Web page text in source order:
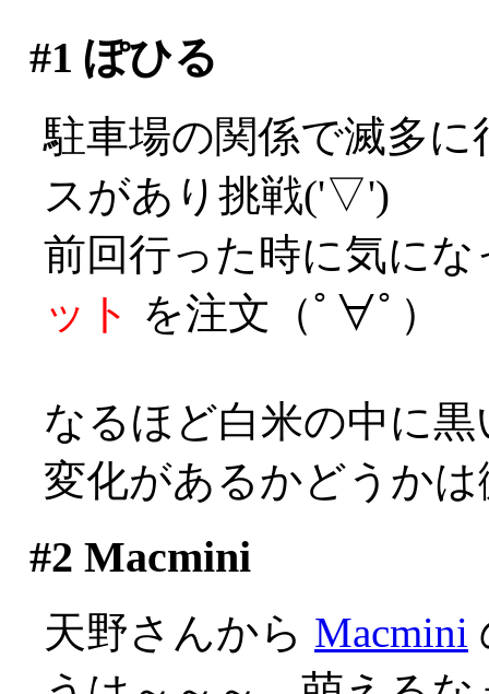
#1 ぽひる
駐車場の関係で滅多
スがあり挑戦('▽')
前回行った時に気に
ット を注文（ﾟ∀ﾟ）
なるほど白米の中に
変化があるかどうか
#2 Macmini
天野さんから Macmini